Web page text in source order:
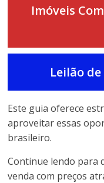
Imóveis
Leilão de
Este guia oferece
aproveitar essas
brasileiro.
Continue lendo para
venda com preços